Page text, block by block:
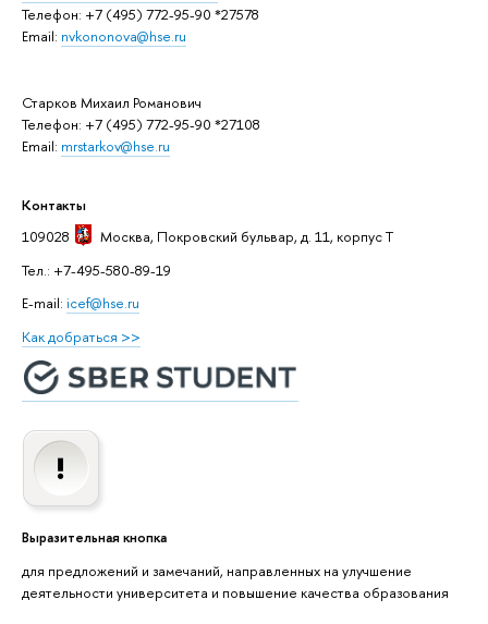
Телефон: +7 (495) 772-95-90 *27578
Email: nvkononova@hse.ru
Старков Михаил Романович
Телефон: +7 (495) 772-95-90 *27108
Email: mrstarkov@hse.ru
Контакты
109028
Москва, Покровский бульвар, д. 11, корпус T
Тел.: +7-495-580-89-19
E-mail: icef@hse.ru
Как добраться >>
Выразительная кнопка
для предложений и замечаний, направленных на улучшение
деятельности университета и повышение качества образования